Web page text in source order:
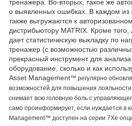
тренажера. Во-вторых, такое же
о выявленных ошибках. В каждом из
также выгружаются к
дистрибьютору MATRIX. Кроме
дает статистическую выкладку по
тренажер (с возможностью
прекрасный инструмент для анализа
оборудование, сколько и как
Asset Management™ регулярно
возможностей для повышения лояльности
снимает всю головную боль с
само проинформирует, если нуждается в
Management™ доступен на серии 7Xe